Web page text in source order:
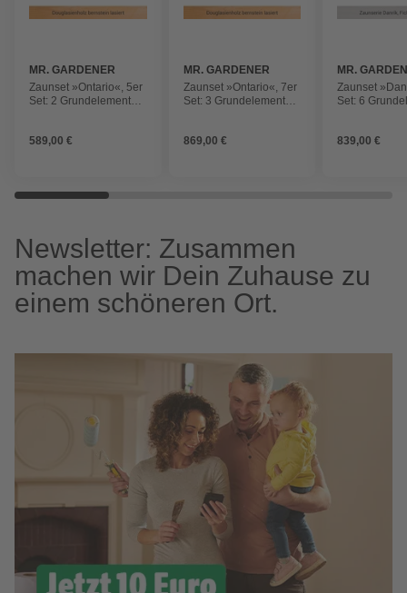
MR. GARDENER
Zaunset »Ontario«, 5er
Set: 2 Grundelemente,
589,00 €
MR. GARDENER
Zaunset »Ontario«, 7er
Set: 3 Grundelemente,
869,00 €
MR.
Zaunset
Set: 6
839,00 €
Newsletter: Zusammen
machen wir Dein Zuhause zu
einem schöneren Ort.